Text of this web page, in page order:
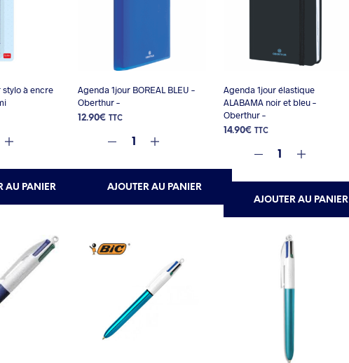
à encre
AU PANIER
Agenda 1jour BOREAL BLEU –
Oberthur –
12.90€ TTC
AJOUTER AU PANIER
Agenda 1jour élastique
ALABAMA noir et bleu –
Oberthur –
14.90€ TTC
AJOUTER AU PANIER